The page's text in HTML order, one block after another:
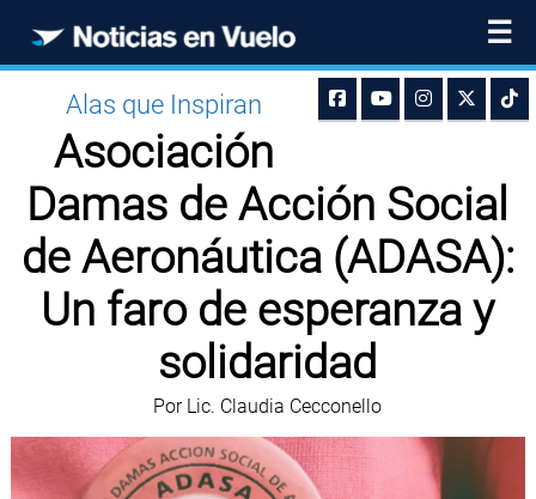
☰
Alas que Inspiran
Asociación
Damas de Acción Social
de Aeronáutica (ADASA):
Un faro de esperanza y
solidaridad
Por Lic. Claudia Cecconello